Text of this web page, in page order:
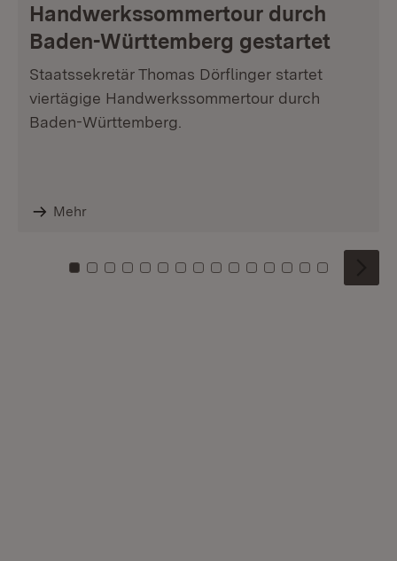
Handwerkssommertour durch
Baden-Württemberg gestartet
Staatssekretär Thomas Dörflinger startet
viertägige Handwerkssommertour durch
Baden-Württemberg.
Mehr
Zu Kachel: 0
Zu Kachel: 1
Zu Kachel: 2
Zu Kachel: 3
Zu Kachel: 4
Zu Kachel: 5
Zu Kachel: 6
Zu Kachel: 7
Zu Kachel: 8
Zu Kachel: 9
Zu Kachel: 10
Zu Kachel: 11
Zu Kachel: 12
Zu Kachel:
Zu